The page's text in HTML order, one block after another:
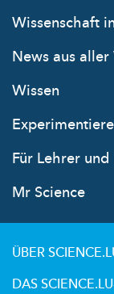
Wissenschaft
News aus
Wissen
Für Lehrer und
Mr Science
ÜBER
DAS